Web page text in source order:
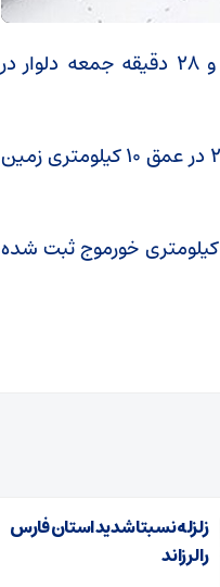
به گزارش اقتصاد آنلاین، زمین لرزه‌ای به بزرگی ۳.۸ ریشتر ساعت ۱۴ و ۲۸ دقیقه جمعه دلوار در
موقعیت این زمین لرزه در طول جغرافیایی ۵۱.۲ و عرض جغرافیایی ۲۸.۷۵ در عمق ۱۰ کیلومتری زمین
مرکز این زمین لرزه در فاصله ۱۳ کیلومتری دلوار، ۱۶ کیلومتری اهرم و ۲۰ کیلومتری خورموج ثبت شده
زلزله نسبتا شدید استان فارس
را لرزاند